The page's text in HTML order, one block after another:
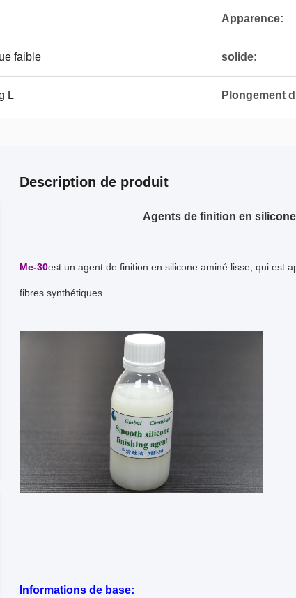
Apparence:
faible solide:
L Plongement
Description de produit
Agents de finition en
Me-30est un agent de finition en silicone aminé lisse, qui est
fibres synthétiques.
Informations de base: